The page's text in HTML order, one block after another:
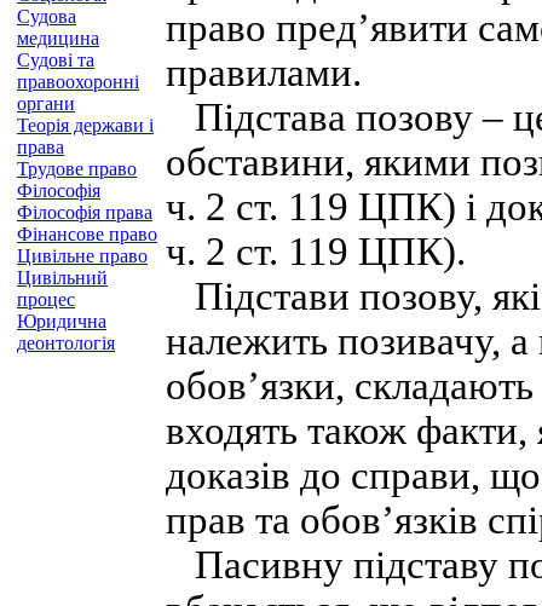
Судова
медицина
Судові та
правоохоронні
органи
Теорія держави і
права
Трудове право
Філософія
Філософія права
Фінансове право
Цивільне право
Цивільний
процес
Юридична
деонтологія
право пред’явити
правилами.
Підстава позову –
обставини, якими
ч. 2 ст. 119 ЦПК) і
ч. 2 ст. 119 ЦПК).
Підстави позову,
належить позивачу, а
обов’язки,
входять також факти,
доказів до справи,
прав та обов’язків
Пасивну підставу